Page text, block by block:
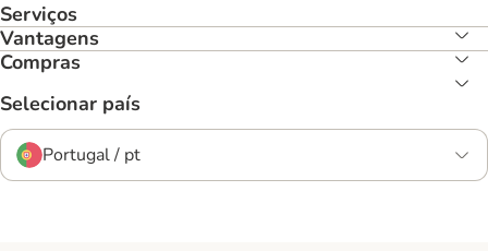
Serviços
Vantagens
Compras
Selecionar país
Portugal / pt